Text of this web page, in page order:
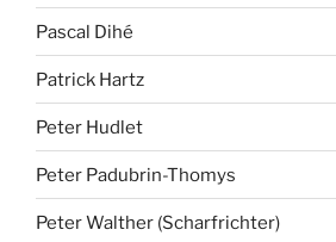
Pascal Dihé
Patrick Hartz
Peter Hudlet
Peter Padubrin-Thomys
Peter Walther (Scharfrichter)